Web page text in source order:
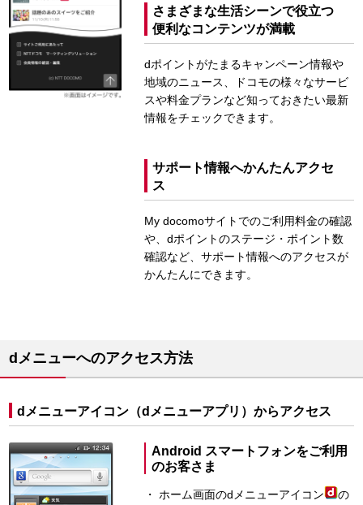
さまざまな生活シーンで役立つ
便利なコンテンツが満載
dポイントがたまるキャンペーン情報や
地域のニュース、ドコモの様々なサービ
スや料金プランなど知っておきたい最新
情報をチェックできます。
サポート情報へかんたんアクセ
ス
My docomoサイトでのご利用料金の確認
や、dポイントのステージ・ポイント数
確認など、サポート情報へのアクセスが
かんたんにできます。
dメニューへのアクセス方法
dメニューアイコン（dメニューアプリ）からアクセス
Android スマートフォンをご利用
のお客さま
ホーム画面のdメニューアイコン
の